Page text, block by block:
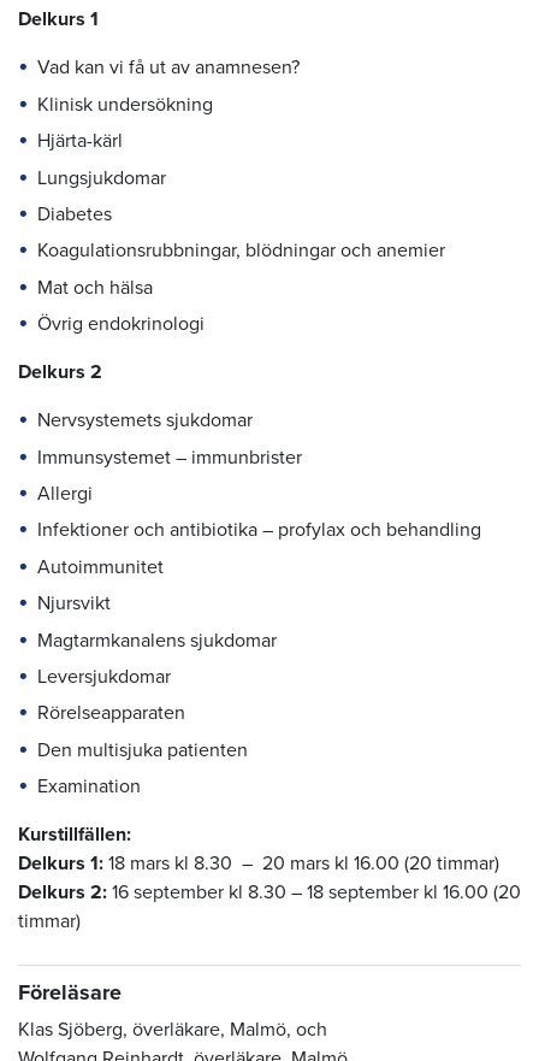
Delkurs 1
Vad kan vi få ut av anamnesen?
Klinisk undersökning
Hjärta-kärl
Lungsjukdomar
Diabetes
Koagulationsrubbningar, blödningar och anemier
Mat och hälsa
Övrig endokrinologi
Delkurs 2
Nervsystemets sjukdomar
Immunsystemet – immunbrister
Allergi
Infektioner och antibiotika – profylax och behandling
Autoimmunitet
Njursvikt
Magtarmkanalens sjukdomar
Leversjukdomar
Rörelseapparaten
Den multisjuka patienten
Examination
Kurstillfällen:
Delkurs 1: 18 mars kl 8.30 – 20 mars kl 16.00 (20 timmar)
Delkurs 2: 16 september kl 8.30 – 18 september kl 16.00 (20
timmar)
Föreläsare
Klas Sjöberg, överläkare, Malmö, och